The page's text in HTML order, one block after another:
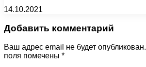
14.10.2021
Добавить комментарий
Ваш адрес email не будет опубликован.
поля помечены *